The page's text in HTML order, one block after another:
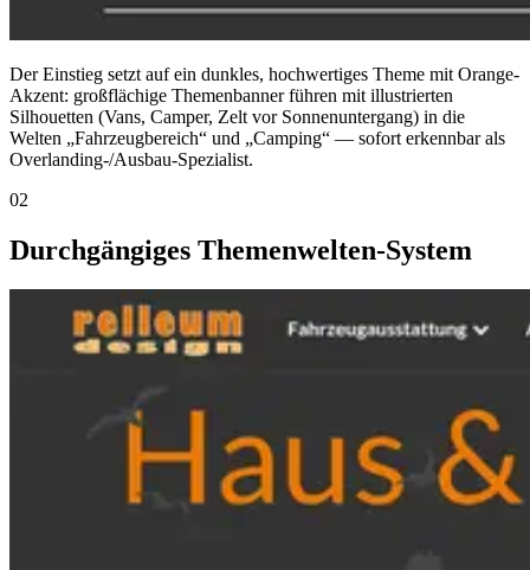
Der Einstieg setzt auf ein dunkles, hochwertiges Theme mit Orange-
Akzent: großflächige Themenbanner führen mit illustrierten
Silhouetten (Vans, Camper, Zelt vor Sonnenuntergang) in die
Welten „Fahrzeugbereich“ und „Camping“ — sofort erkennbar als
Overlanding-/Ausbau-Spezialist.
02
Durchgängiges Themenwelten-System